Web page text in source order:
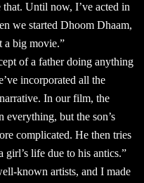
Until now, I’ve acted in
we started Dhoom Dhaam,
a big movie.”
of a father doing anything
incorporated all the
In our film, the
everything, but the son’s
complicated. He then tries
girl’s life due to his antics.”
known artists, and I made